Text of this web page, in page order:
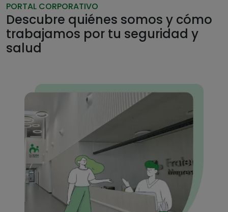
PORTAL CORPORATIVO
Descubre quiénes somos y cómo
trabajamos por tu seguridad y
salud